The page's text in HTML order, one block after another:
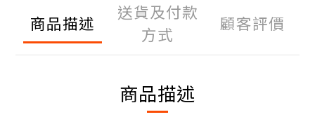
商品描述
送貨及付款
方式
顧客評價
商品描述